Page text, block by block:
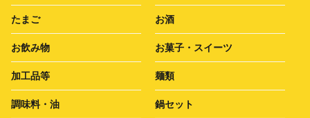
たまご お酒
お飲み物 お菓子・スイーツ
加工品等 麺類
調味料・油 鍋セット